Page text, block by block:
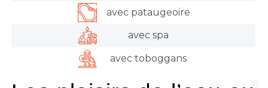
avec pataugeoire
avec spa
avec toboggans